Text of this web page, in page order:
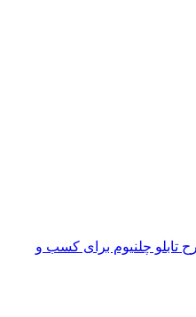
تابلو چلنیوم برای کسب و